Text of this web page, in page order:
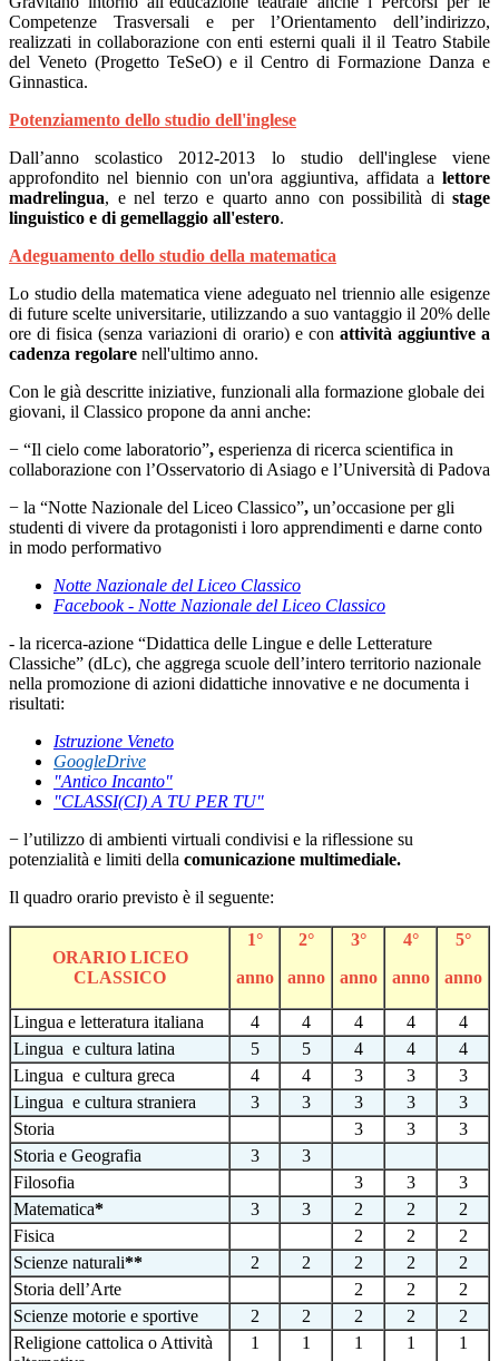
Competenze Trasversali e per l’Orientamento dell’indirizzo,
realizzati in collaborazione con enti esterni quali il il Teatro Stabile
del Veneto (Progetto TeSeO) e il Centro di Formazione Danza e
Ginnastica.
Potenziamento dello studio dell'inglese
Dall’anno scolastico 2012-2013 lo studio dell'inglese viene
approfondito nel biennio con un'ora aggiuntiva, affidata a lettore
madrelingua, e nel terzo e quarto anno con possibilità di stage
linguistico e di gemellaggio all'estero.
Adeguamento dello studio della matematica
Lo studio della matematica viene adeguato nel triennio alle esigenze
di future scelte universitarie, utilizzando a suo vantaggio il 20% delle
ore di fisica (senza variazioni di orario) e con attività aggiuntive a
cadenza regolare nell'ultimo anno.
Con le già descritte iniziative, funzionali alla formazione globale dei
giovani, il Classico propone da anni anche:
− “Il cielo come laboratorio”, esperienza di ricerca scientifica in
collaborazione con l’Osservatorio di Asiago e l’Università di Padova
− la “Notte Nazionale del Liceo Classico”, un’occasione per gli
studenti di vivere da protagonisti i loro apprendimenti e darne conto
in modo performativo
Notte Nazionale del Liceo Classico
Facebook - Notte Nazionale del Liceo Classico
- la ricerca-azione “Didattica delle Lingue e delle Letterature
Classiche” (dLc), che aggrega scuole dell’intero territorio nazionale
nella promozione di azioni didattiche innovative e ne documenta i
risultati:
Istruzione Veneto
GoogleDrive
"Antico Incanto"
"CLASSI(CI) A TU PER TU"
− l’utilizzo di ambienti virtuali condivisi e la riflessione su
potenzialità e limiti della comunicazione multimediale.
Il quadro orario previsto è il seguente:
ORARIO LICEO
CLASSICO
1°
anno
2°
anno
3°
anno
4°
anno
5°
anno
Lingua e letteratura italiana 4 4 4 4
4
Lingua e cultura latina
5 5 4 4
4
Lingua e cultura greca
4 4 3 3
3
Lingua e cultura straniera
3 3 3 3
3
Storia
3 3
3
Storia e Geografia
3
3
Filosofia
3 3
3
Matematica* 3 3 2 2
2
Fisica
2 2
2
Scienze naturali** 2 2 2 2
2
Storia dell’Arte
2 2
2
Scienze motorie e sportive
2 2 2 2
2
Religione cattolica o Attività
1 1 1 1 1